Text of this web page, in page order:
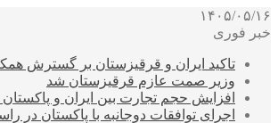
۱۴۰۵/۰۵/۱۶
خبر فوری
تاکید ایران و قرقیزستان بر گسترش
وزیر صمت عازم قرقیزستان شد
افزایش حجم تجارت بین ایران و پاکستان به رقم ۱۰
اجرای توافقات دوجانبه با پاکستان